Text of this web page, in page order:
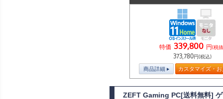
特価 339,800 円(税
373,780円(税込)
商品詳細 カスタマイズ・
ZEFT Gaming PC[送料無料]